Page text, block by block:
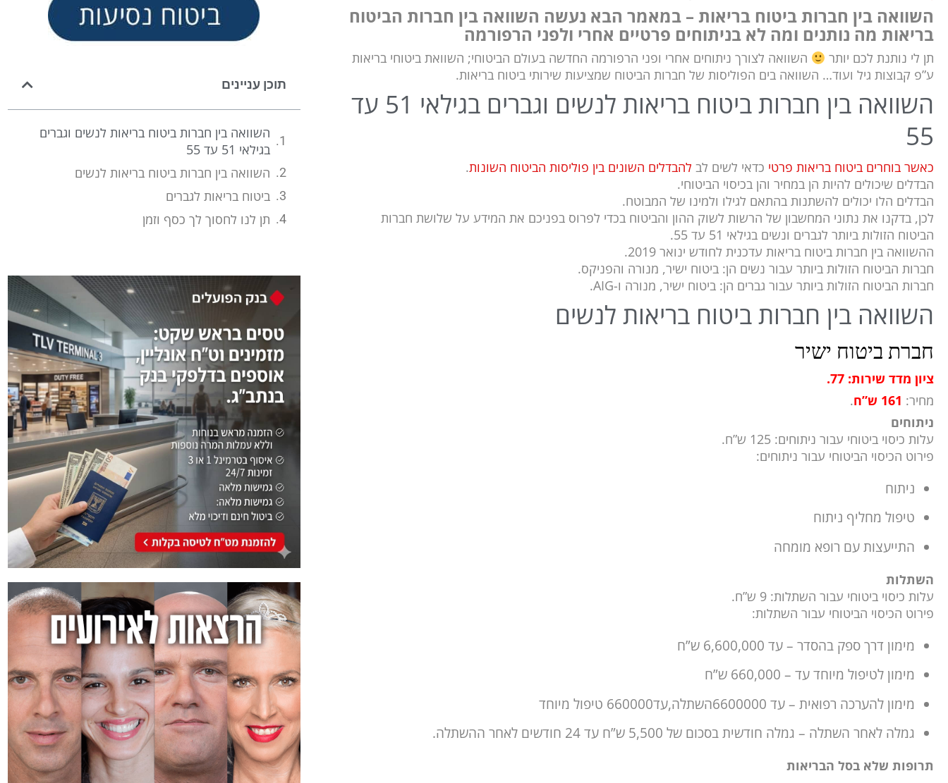
השוואה בין חברות ביטוח בריאות – במאמר הבא נעשה השוואה בין חברות הביטוח
בריאות מה נותנים ומה לא בניתוחים פרטיים אחרי ולפני הרפורמה
תן לי נותנת לכם יותר
השוואה לצורך ניתוחים אחרי ופני הרפורמה החדשה בעולם הביטוחי; השוואת ביטוחי בריאות
ע”פ קבוצות גיל ועוד… השוואה בים הפוליסות של חברות הביטוח שמציעות שירותי ביטוח בריאות.
השוואה בין חברות ביטוח בריאות לנשים וגברים בגילאי 51 עד
55
כאשר בוחרים ביטוח בריאות פרטי כדאי לשים לב להבדלים השונים בין פוליסות הביטוח השונות.
הבדלים שיכולים להיות הן במחיר והן בכיסוי הביטוחי.
הבדלים הלו יכולים להשתנות בהתאם לגילו ולמינו של המבוטח.
לכן, בדקנו את נתוני המחשבון של הרשות לשוק ההון והביטוח בכדי לפרוס בפניכם את המידע על שלושת חברות
הביטוח הזולות ביותר לגברים ונשים בגילאי 51 עד 55.
ההשוואה בין חברות ביטוח בריאות עדכנית לחודש ינואר 2019.
חברות הביטוח הזולות ביותר עבור נשים הן: ביטוח ישיר, מנורה והפניקס.
חברות הביטוח הזולות ביותר עבור גברים הן: ביטוח ישיר, מנורה ו-AIG.
השוואה בין חברות ביטוח בריאות לנשים
חברת ביטוח ישיר
ציון מדד שירות: 77.
מחיר: 161 ש”ח
.
ניתוחים
עלות כיסוי ביטוחי עבור ניתוחים: 125 ש”ח.
פירוט הכיסוי הביטוחי עבור ניתוחים:
ניתוח
טיפול מחליף ניתוח
התייעצות עם רופא מומחה
השתלות
עלות כיסוי ביטוחי עבור השתלות: 9 ש”ח.
פירוט הכיסוי הביטוחי עבור השתלות:
מימון דרך ספק בהסדר – עד 6,600,000 ש”ח
מימון לטיפול מיוחד עד – 660,000 ש”ח
מימון להערכה רפואית – עד 6600000השתלה,עד660000 טיפול מיוחד
גמלה לאחר השתלה – גמלה חודשית בסכום של 5,500 ש”ח עד 24 חודשים לאחר ההשתלה.
תרופות שלא בסל הבריאות
תוכן עניינים
השוואה בין חברות ביטוח בריאות לנשים וגברים
בגילאי 51 עד 55
השוואה בין חברות ביטוח בריאות לנשים
ביטוח בריאות לגברים
תן לנו לחסוך לך כסף וזמן